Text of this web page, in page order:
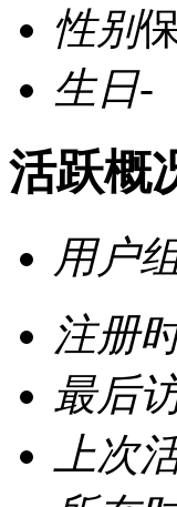
性别
生日-
活跃概
用户
注册
最后
上次